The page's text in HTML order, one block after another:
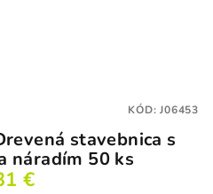
stavebnica s
náradím 50 ks
€
KÓD:J06453